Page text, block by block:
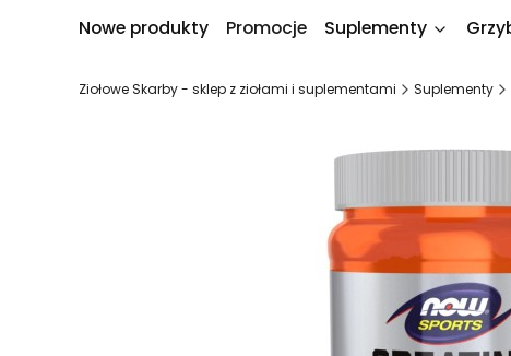
Nowe produkty Promocje Suplementy
Ziołowe Skarby - sklep z ziołami i suplementami Suplementy